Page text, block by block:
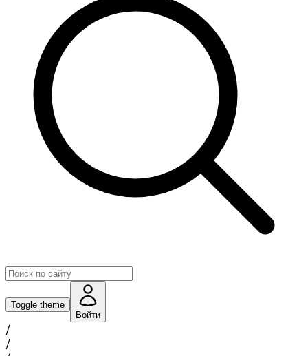
Toggle theme
Войти
/
/